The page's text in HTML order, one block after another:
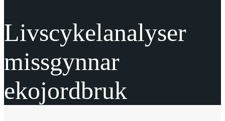
Livscykelanalyser
missgynnar
ekojordbruk